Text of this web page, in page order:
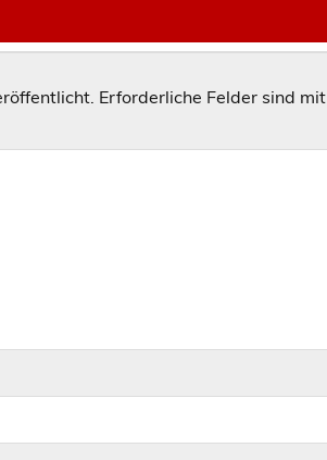
Erforderliche Felder sind mit